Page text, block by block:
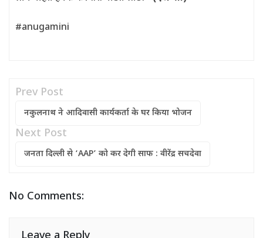
#anugamini
Prev Post
नकुलनाथ ने आदिवासी कार्यकर्ता के घर किया भोजन
Next Post
जनता दिल्ली से ‘AAP’ को कर देगी साफ : वीरेंद्र सचदेवा
No Comments: